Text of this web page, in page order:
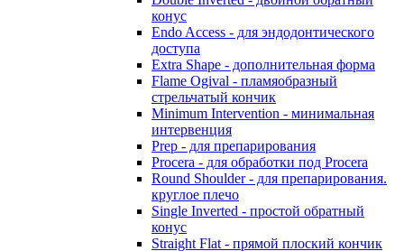
конус
Endo Access - для эндодонтического
доступа
Extra Shape - дополнительная форма
Flame Ogival - пламяобразный
стрельчатый кончик
Minimum Intervention - минимальная
интервенция
Prep - для препарирования
Procera - для обработки под Procera
Round Shoulder - для препарирования.
круглое плечо
Single Inverted - простой обратный
конус
Straight Flat - прямой плоский кончик